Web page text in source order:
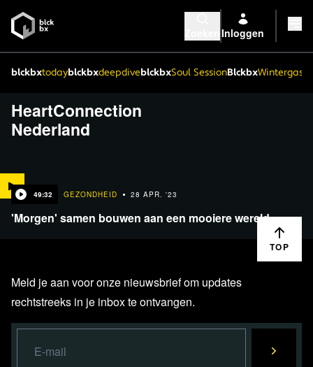
Inloggen
blckbxtodayblckbxdeepdiveblckbxSoul SessionBlckbx
HeartConnection
Nederland
49:32 GEZONDHEID 28 APR. '23
'Morgen' samen bouwen aan een mooiere wereld
TOP
Meld je aan voor onze nieuwsbrief om updates
rechtstreeks in je inbox te ontvangen.